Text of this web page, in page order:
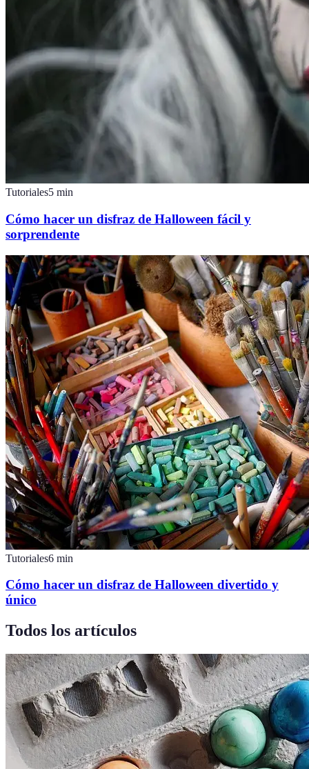
Tutoriales5 min
Cómo hacer un disfraz de Halloween fácil y
sorprendente
Tutoriales6 min
Cómo hacer un disfraz de Halloween divertido y
único
Todos los artículos